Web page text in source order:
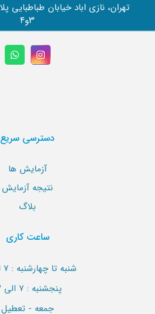
۳و۴
دسترسی سریع
آزمایش ها
نتیجه آزمایش
بلاگ
ساعت کاری
شنبه تا چهارشنبه : ۷ الی ۱۸
پنجشنبه : ۷ الی ۱۳
جمعه - تعطیل